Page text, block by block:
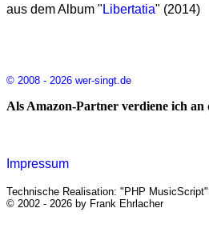
aus dem Album " Libertatia" (2014)
© 2008 - 2026 wer-singt.de
Als Amazon-Partner verdiene ich
Impressum
Technische Realisation: "PHP
© 2002 - 2026 by Frank Ehrlacher